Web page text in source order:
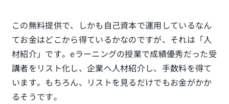
この無料提供で、しかも自己資本で運用しているなん
てお金はどこから得ているかなのですが、それは「人
材紹介」です。eラーニングの授業で成績優秀だった受
講者をリスト化し、企業へ人材紹介し、手数料を得て
います。もちろん、リストを見るだけでもお金がかか
るそうです。